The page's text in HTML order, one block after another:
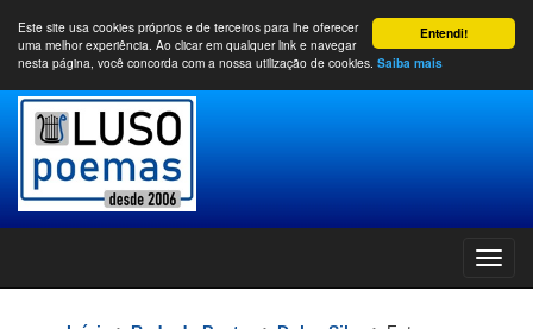
Entendi!
Este site usa cookies próprios e de terceiros para lhe oferecer
uma melhor experiência. Ao clicar em qualquer link e navegar
nesta página, você concorda com a nossa utilização de cookies. Saiba mais